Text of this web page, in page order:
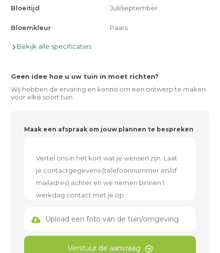
Bloeitijd Juli/september
Bloemkleur Paars
Bekijk alle specificaties
Geen idee hoe u uw tuin in moet richten?
Wij hebben de ervaring en kennis om een ontwerp te maken
voor elke soort tuin.
Maak een afspraak om jouw plannen te bespreken
Upload een foto van de tuin/omgeving
Verstuur de aanvraag